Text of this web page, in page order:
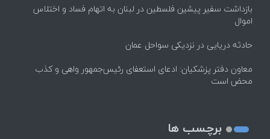
بازداشت سفیر پیشین فلسطین در لبنان به اتهام فساد و اختلاس
اموال
حادثه دریایی در نزدیکی سواحل عمان
معاون دفتر پزشکیان: ادعای استعفای رئیس‌جمهور واهی و کذب
محض است
برچسب ها